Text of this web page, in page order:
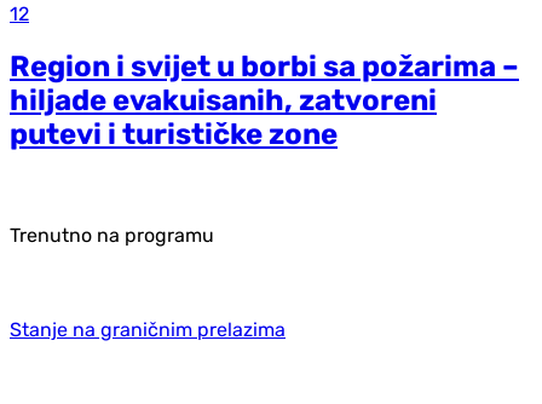
12
Region i svijet u borbi sa požarima –
hiljade evakuisanih, zatvoreni
putevi i turističke zone
Trenutno na programu
Stanje na graničnim prelazima